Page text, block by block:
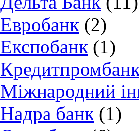
Евробанк (2)
Експобанк (1)
Міжнародний
Надра банк (1)